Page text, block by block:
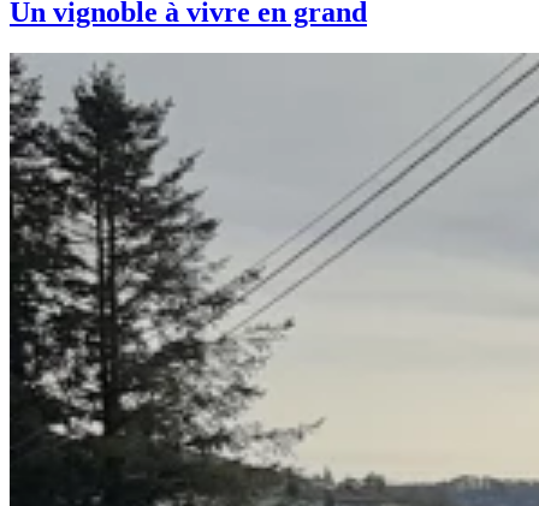
Un vignoble à vivre en grand